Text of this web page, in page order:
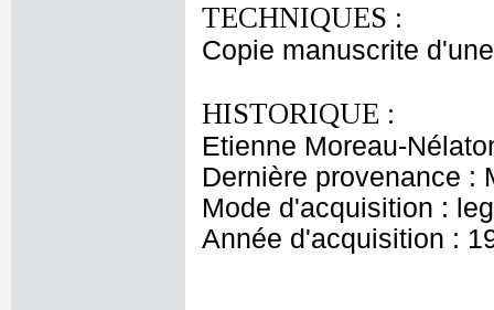
TECHNIQUES :
Copie manuscrite
HISTORIQUE :
Etienne Moreau-
Dernière provenance :
Mode d'acquisition :
Année d'acquisition :